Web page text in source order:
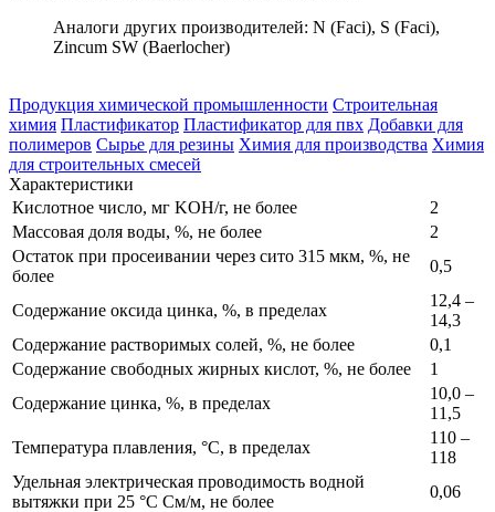
Аналоги других производителей: N (Faci), S (Faci),
Zincum SW (Baerlocher)
Продукция химической промышленности Строительная
химия Пластификатор Пластификатор для пвх Добавки для
полимеров Сырье для резины Химия для производства Химия
для строительных смесей
Характеристики
Кислотное число, мг KOH/г, не более
2
Массовая доля воды, %, не более
2
Остаток при просеивании через сито 315 мкм, %, не
более
0,5
Содержание оксида цинка, %, в пределах
12,4 –
14,3
Содержание растворимых солей, %, не более
0,1
Содержание свободных жирных кислот, %, не более
1
Содержание цинка, %, в пределах
10,0 –
11,5
Температура плавления, °C, в пределах
110 –
118
Удельная электрическая проводимость водной
вытяжки при 25 °C См/м, не более
0,06